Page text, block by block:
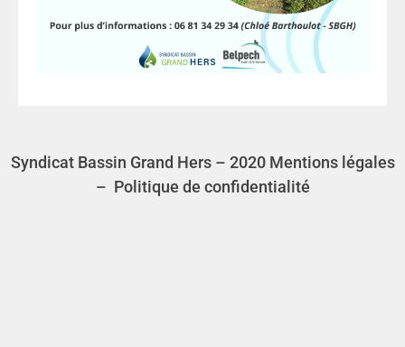
Syndicat Bassin Grand Hers – 2020 Mentions légales
– Politique de confidentialité